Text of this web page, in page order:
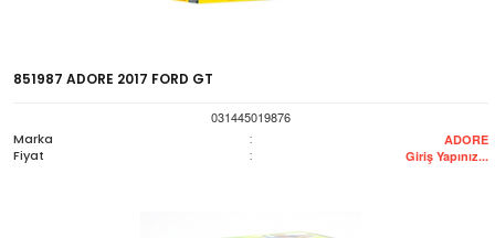
851987 ADORE 2017 FORD GT
031445019876
Marka
: ADORE
Fiyat : Giriş Yapınız...